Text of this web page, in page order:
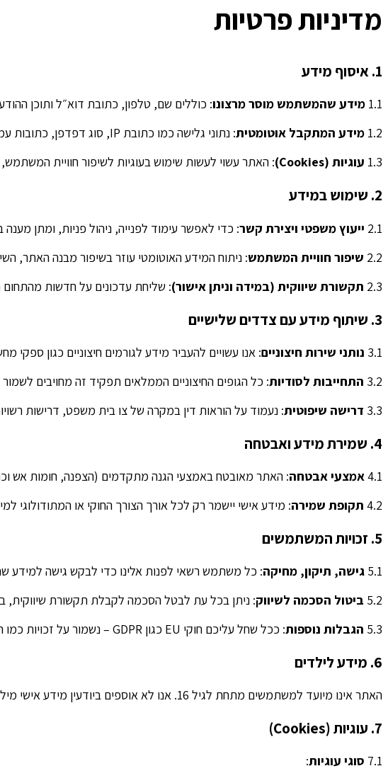
מדיניות פרטיות
1. איסוף מידע
1.1 מידע שהמשתמש מוסר מרצונו: כוללים שם, טלפון, כתובת דוא״ל ותוכן
1.2 מידע המתקבל אוטומטית: נתוני גלישה כמו כתובת IP, סוג דפדפן, כתובות עמודים שהובילו אל האתר, עמודים שנצפו, תאריכי ושעות ביקור – לצורך ניהול ושיפור האתר.
1.3 עוגיות (Cookies) : האתר עשוי לעשות שימוש בעוגיות לשיפור חוויית המשתמש,
2. שימוש במידע
2.1 ייעוץ משפטי ויצירת קשר: כדי לאפשר עימוד לפנייה, ניהול פניות, ומתן מענה
2.2 שיפור חוויית המשתמש: ניתוח המידע האוטומטי עוזר בשיפור מבנה האתר,
2.3 תקשורת שיווקית (במידה וניתן אישור): שליחת עדכונים על חדשות
3. שיתוף מידע עם צדדים שלישיים
3.1 נותני שירות חיצוניים: אנו עשויים להעביר מידע לגורמים חיצוניים כגון
3.2 התחייבות לסודיות: כל הגופים החיצוניים הממלאים תפקיד זה מחויבים
3.3 דרישה שיפוטית: נעמוד על הוראות דין במקרה של צו בית משפט, דרישות
4. שמירת מידע ואבטחה
4.1אמצעי אבטחה: האתר מאובטח באמצעי הגנה מתקדמים (הצפנה, חומות אש
4.2 תקופת שמירה: מידע אישי יישמר רק לכל אורך הצורך החוקי או המתודולוגי
5. זכויות המשתמשים
5.1 גישה, תיקון, מחיקה: כל משתמש רשאי לפנות אלינו כדי לבקש גישה למידע
5.2 ביטול הסכמה לשיווק: ניתן בכל עת לבטל הסכמה לקבלת תקשורת שיווקית,
5.3 הגבלות נוספות: ככל שחל עליכם חוקי EU כגון GDPR – נשמור על זכויות כמו העברת מידע או הגבלתו, לבקשתכם.
6. מידע לילדים
האתר אינו מיועד למשתמשים מתחת לגיל 16. אנו לא אוספים ביודעין מידע אישי מילדים. אם תתגלה בכך בטעות – ננהל את תהליך ההסרה בהתאם.
7. עוגיות (Cookies)
7.1 סוגי עוגיות: